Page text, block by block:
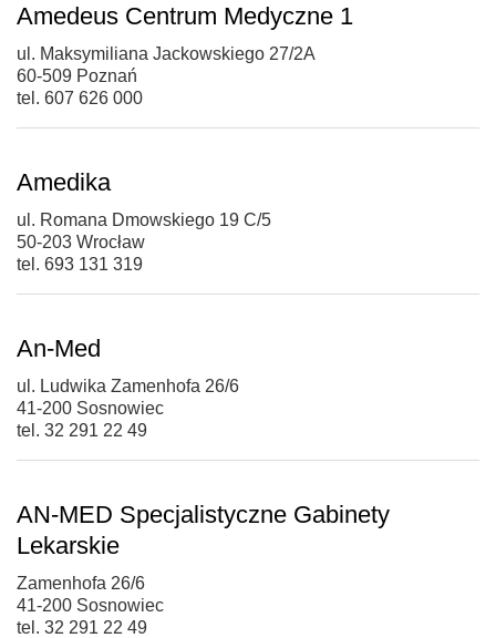
Amedeus Centrum Medyczne 1
ul. Maksymiliana Jackowskiego 27/2A
60-509 Poznań
tel. 607 626 000
Amedika
ul. Romana Dmowskiego 19 C/5
50-203 Wrocław
tel. 693 131 319
An-Med
ul. Ludwika Zamenhofa 26/6
41-200 Sosnowiec
tel. 32 291 22 49
AN-MED Specjalistyczne Gabinety
Lekarskie
Zamenhofa 26/6
41-200 Sosnowiec
tel. 32 291 22 49